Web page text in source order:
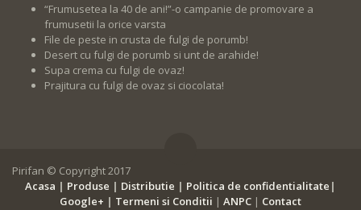
“Frumusetea la 40 de ani!”-o campanie de promovare a
frumusetii la orice varsta
File de peste in crusta de fulgi de porumb!
Desert cu fulgi de porumb si unt de arahide!
Supa crema cu fulgi de ovaz!
Prajitura cu fulgi de ovaz si ciocolata!
Pirifan © Copyright 2017
Acasa | Produse | Distributie | Politica de confidentialitate |
Google+ | Termeni si Conditii | ANPC | Contact